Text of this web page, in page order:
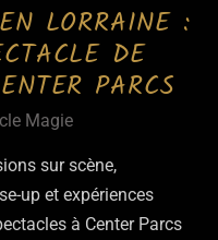
LORRAINE :
DE
PARCS
Magie
sur scène,
up et expériences
à Center Parcs